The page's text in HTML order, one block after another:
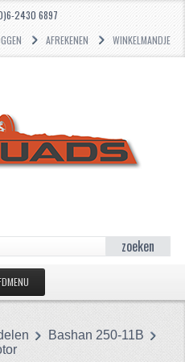
2430 6897
AFREKENEN WINKELMANDJE
zoeken
Bashan 250-11B